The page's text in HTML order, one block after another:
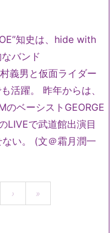
知史は、hide with
バンド
義男と仮面ライダー
活躍。 昨年からは、
のベーシストGEORGE
LIVEで武道館出演目
い。 (文＠霜月潤一
› »